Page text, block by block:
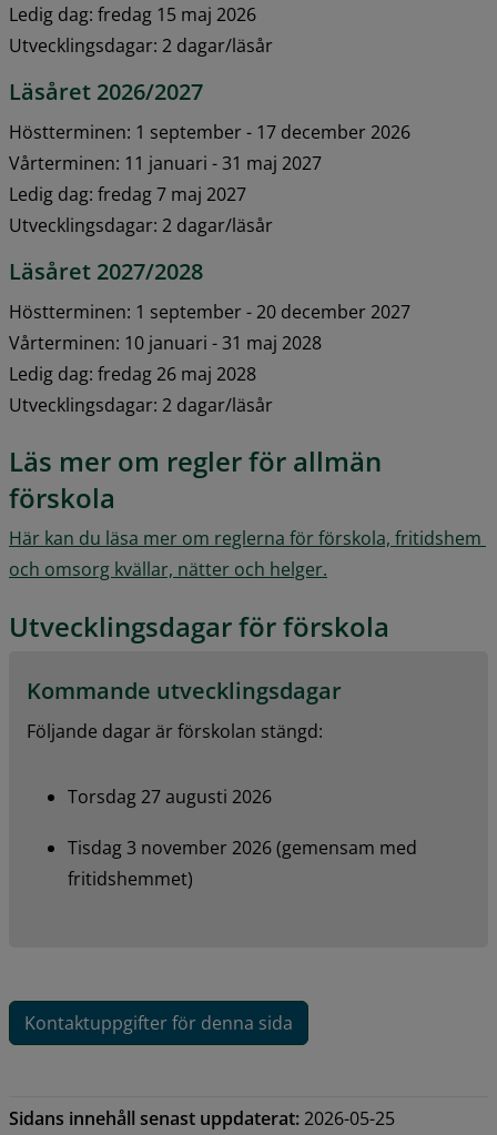
Ledig dag: fredag 15 maj 2026
Utvecklingsdagar: 2 dagar/läsår
Läsåret 2026/2027
Höstterminen: 1 september - 17 december 2026
Vårterminen: 11 januari - 31 maj 2027
Ledig dag: fredag 7 maj 2027
Utvecklingsdagar: 2 dagar/läsår
Läsåret 2027/2028
Höstterminen: 1 september - 20 december 2027
Vårterminen: 10 januari - 31 maj 2028
Ledig dag: fredag 26 maj 2028
Utvecklingsdagar: 2 dagar/läsår
Läs mer om regler för allmän
förskola
Här kan du läsa mer om reglerna för förskola, fritidshem
och omsorg kvällar, nätter och helger.
Utvecklingsdagar för förskola
Kommande utvecklingsdagar
Följande dagar är förskolan stängd:
Torsdag 27 augusti 2026
Tisdag 3 november 2026 (gemensam med
fritidshemmet)
Kontaktuppgifter för denna sida
Sidans innehåll senast uppdaterat:2026-05-25